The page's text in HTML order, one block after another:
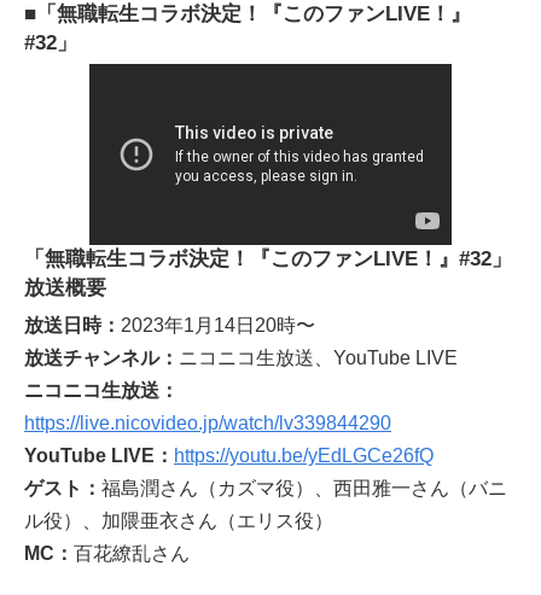
■「無職転生コラボ決定！『このファンLIVE！』
#32」
「無職転生コラボ決定！『このファンLIVE！』#32」
放送概要
放送日時： 2023年1月14日20時〜
放送チャンネル： ニコニコ生放送、YouTube LIVE
ニコニコ生放送：
https://live.nicovideo.jp/watch/lv339844290
YouTube LIVE： https://youtu.be/yEdLGCe26fQ
ゲスト： 福島潤さん（カズマ役）、西田雅一さん（バニ
ル役）、加隈亜衣さん（エリス役）
MC： 百花繚乱さん